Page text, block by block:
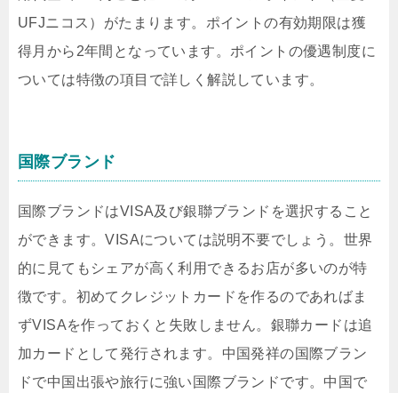
UFJニコス）がたまります。ポイントの有効期限は獲
得月から2年間となっています。ポイントの優遇制度に
ついては特徴の項目で詳しく解説しています。
国際ブランド
国際ブランドはVISA及び銀聯ブランドを選択すること
ができます。VISAについては説明不要でしょう。世界
的に見てもシェアが高く利用できるお店が多いのが特
徴です。初めてクレジットカードを作るのであればま
ずVISAを作っておくと失敗しません。銀聯カードは追
加カードとして発行されます。中国発祥の国際ブラン
ドで中国出張や旅行に強い国際ブランドです。中国で